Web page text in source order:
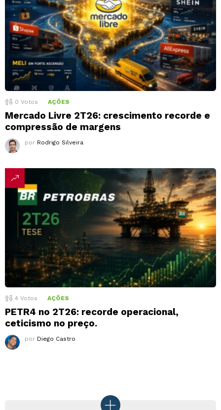
0 Votos AÇÕES
Mercado Livre 2T26: crescimento recorde e
compressão de margens
por Rodrigo Silveira
4 Votos AÇÕES
PETR4 no 2T26: recorde operacional,
ceticismo no preço.
por Diego Castro